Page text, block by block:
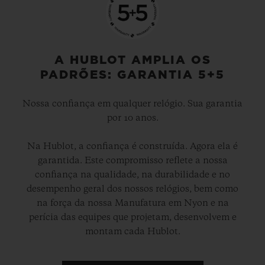
A HUBLOT AMPLIA OS
PADRÕES: GARANTIA 5+5
Nossa confiança em qualquer relógio. Sua garantia
por 10 anos.
Na Hublot, a confiança é construída. Agora ela é
garantida. Este compromisso reflete a nossa
confiança na qualidade, na durabilidade e no
desempenho geral dos nossos relógios, bem como
na força da nossa Manufatura em Nyon e na
perícia das equipes que projetam, desenvolvem e
montam cada Hublot.